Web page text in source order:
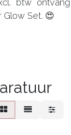
btw
Glow Set. 😍